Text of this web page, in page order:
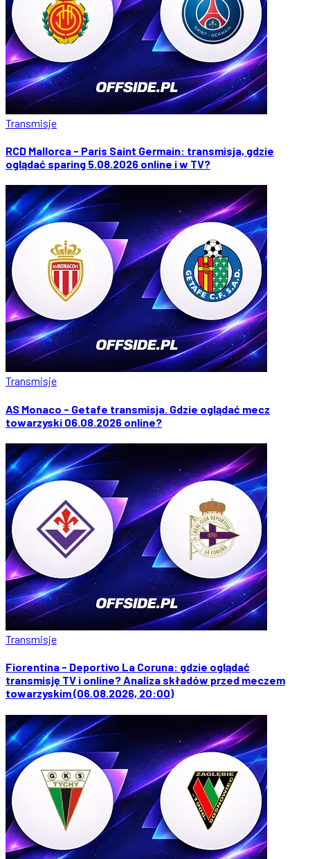
Transmisje
RCD Mallorca - Paris Saint Germain: transmisja, gdzie
oglądać sparing 5.08.2026 online i w TV?
Transmisje
AS Monaco - Getafe transmisja. Gdzie oglądać mecz
towarzyski 06.08.2026 online?
Transmisje
Fiorentina - Deportivo La Coruna: gdzie oglądać
transmisję TV i online? Analiza składów przed meczem
towarzyskim (06.08.2026, 20:00)